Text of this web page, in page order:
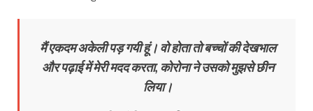
मैं एकदम अकेली पड़ गयी हूं। वो होता तो बच्चों की देखभाल
और पढ़ाई में मेरी मदद करता, कोरोना ने उसको मुझसे छीन
लिया।